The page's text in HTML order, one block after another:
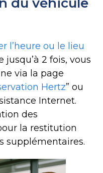
l’heure ou le lieu
jusqu’à 2 fois, vous
via la page
Hertz” ou
Internet.
des
la restitution
supplémentaires.